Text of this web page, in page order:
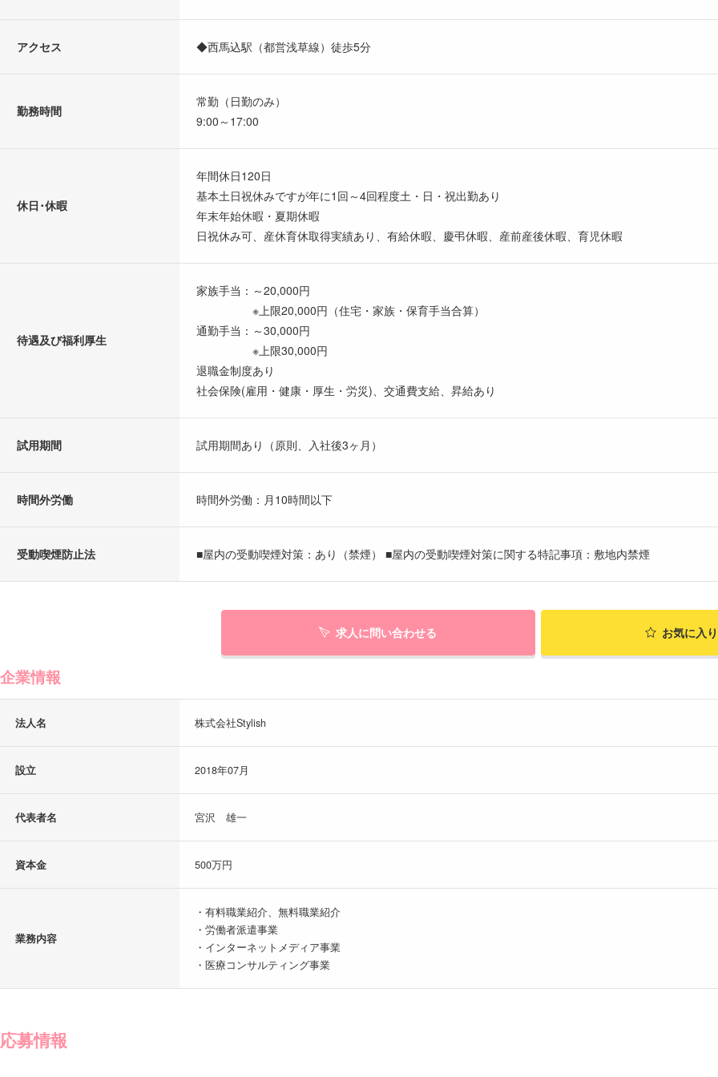
アクセス ◆西馬込駅（都営浅草線）徒歩5分
勤務時間
常勤（日勤のみ）
9:00～17:00
休日･休暇
年間休日120日
基本土日祝休みですが年に1回～4回程度土・日・祝出勤あり
年末年始休暇・夏期休暇
日祝休み可、産休育休取得実績あり、有給休暇、慶弔休暇、産前産後休暇、育児休暇
待遇及び福利厚生
家族手当：～20,000円
※上限20,000円（住宅・家族・保育手当合算）
通勤手当：～30,000円
※上限30,000円
退職金制度あり
社会保険(雇用・健康・厚生・労災)、交通費支給、昇給あり
試用期間 試用期間あり（原則、入社後3ヶ月）
時間外労働 時間外労働：月10時間以下
受動喫煙防止法 ■屋内の受動喫煙対策：あり（禁煙） ■屋内の受動喫煙対策に関する特記事項：敷地内禁煙
求人に問い合わせる お気に入
企業情報
法人名 株式会社Stylish
設立 2018年07月
代表者名 宮沢 雄一
資本金 500万円
業務内容
・有料職業紹介、無料職業紹介
・労働者派遣事業
・インターネットメディア事業
・医療コンサルティング事業
応募情報